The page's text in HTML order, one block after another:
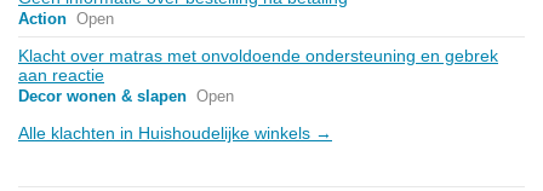
Action Open
Klacht over matras met onvoldoende ondersteuning en gebrek
aan reactie
Decor wonen & slapen Open
Alle klachten in Huishoudelijke winkels →